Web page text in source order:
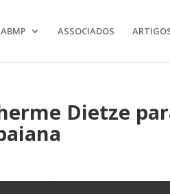
ASSOCIADOS
Dietze